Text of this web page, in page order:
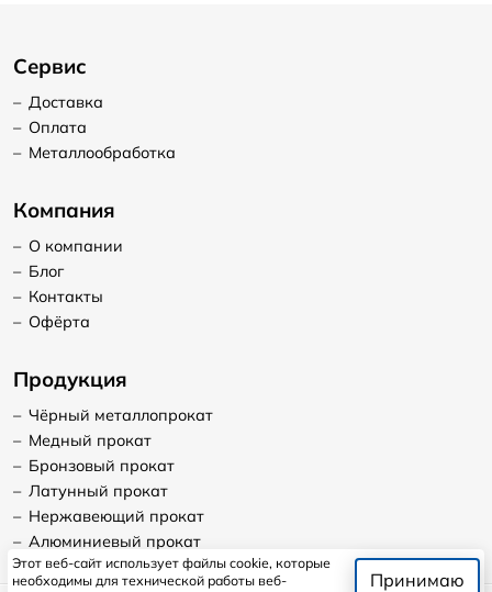
Сервис
– Доставка
– Оплата
– Металлообработка
Компания
– О компании
– Блог
– Контакты
– Офёрта
Продукция
– Чёрный металлопрокат
– Медный прокат
– Бронзовый прокат
– Латунный прокат
– Нержавеющий прокат
– Алюминиевый прокат
Этот веб-сайт использует файлы cookie, которые
необходимы для технической работы веб-
Принимаю